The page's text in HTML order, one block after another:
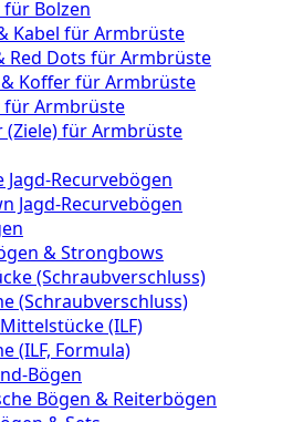
Bolzen
Kabel für Armbrüste
Red Dots für Armbrüste
& Koffer für Armbrüste
für Armbrüste
(Ziele) für Armbrüste
Jagd-Recurvebögen
Jagd-Recurvebögen
& Strongbows
(Schraubverschluss)
(Schraubverschluss)
(ILF)
(ILF, Formula)
Bögen
Bögen & Reiterbögen